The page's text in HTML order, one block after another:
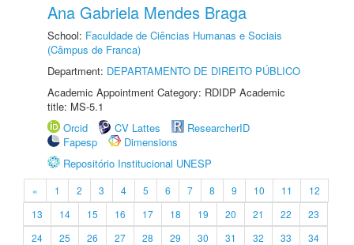
Ana Gabriela Mendes Braga
School: Faculdade de Ciências Humanas e Sociais
(Câmpus de Franca)
Department: DEPARTAMENTO DE DIREITO PÚBLICO
Academic Appointment Category: RDIDP Academic
title: MS-5.1
Orcid
CV Lattes
ResearcherID
Fapesp
Dimensions
Repositório Institucional UNESP
« 1 2 3 4 5 6 7 8 9 10 11
12
13
14 15 16 17 18 19 20 21 22
23
24
25 26 27 28 29 30 31 32 33
34